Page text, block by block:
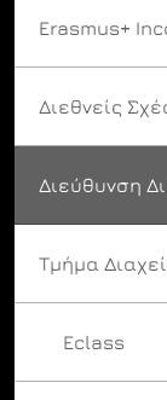
Erasmus+
Διεθνείς
Διεύθυνση
Τμήμα
Eclass